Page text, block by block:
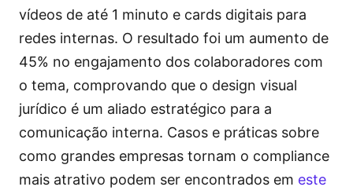
vídeos de até 1 minuto e cards digitais para
redes internas. O resultado foi um aumento de
45% no engajamento dos colaboradores com
o tema, comprovando que o design visual
jurídico é um aliado estratégico para a
comunicação interna. Casos e práticas sobre
como grandes empresas tornam o compliance
mais atrativo podem ser encontrados em este